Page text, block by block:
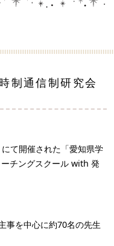
制通信制研究会
て開催された「愛知県学
チングスクール with 発
事を中心に約70名の先生